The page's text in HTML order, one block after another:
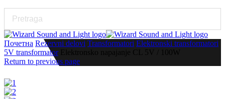
Почетна Rezervni delovi Transformatori Elektronski transformatori
5V transformator Elektronsko napajanje CL 5V / 100W
Return to previous page